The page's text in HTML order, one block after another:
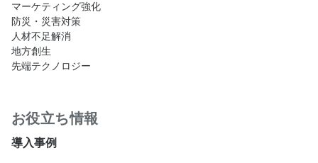
マーケティング強化
防災・災害対策
人材不足解消
地方創生
先端テクノロジー
お役立ち情報
導入事例